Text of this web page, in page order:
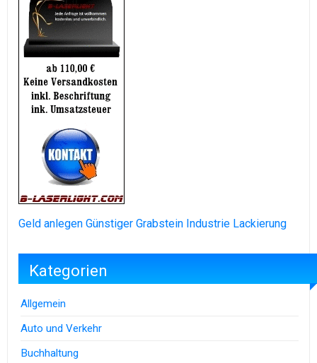
Geld anlegen Günstiger Grabstein Industrie Lackierung
Kategorien
Allgemein
Auto und Verkehr
Buchhaltung